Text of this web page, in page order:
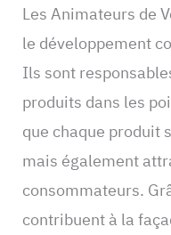
Les Animateurs de
le développement
Ils sont
produits dans les
que chaque produit
mais également
consommateurs.
contribuent à la